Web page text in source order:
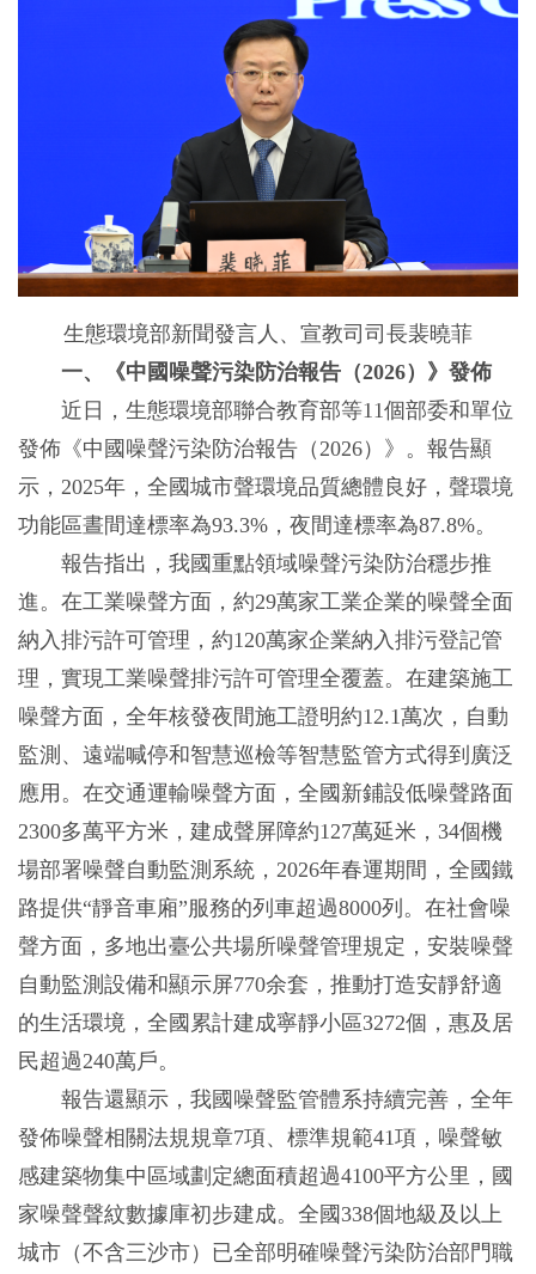
生態環境部新聞發言人、宣教司司長裴曉菲
一、《中國噪聲污染防治報告（2026）》發佈
近日，生態環境部聯合教育部等11個部委和單位
發佈《中國噪聲污染防治報告（2026）》。報告顯
示，2025年，全國城市聲環境品質總體良好，聲環境
功能區晝間達標率為93.3%，夜間達標率為87.8%。
報告指出，我國重點領域噪聲污染防治穩步推
進。在工業噪聲方面，約29萬家工業企業的噪聲全面
納入排污許可管理，約120萬家企業納入排污登記管
理，實現工業噪聲排污許可管理全覆蓋。在建築施工
噪聲方面，全年核發夜間施工證明約12.1萬次，自動
監測、遠端喊停和智慧巡檢等智慧監管方式得到廣泛
應用。在交通運輸噪聲方面，全國新鋪設低噪聲路面
2300多萬平方米，建成聲屏障約127萬延米，34個機
場部署噪聲自動監測系統，2026年春運期間，全國鐵
路提供“靜音車廂”服務的列車超過8000列。在社會噪
聲方面，多地出臺公共場所噪聲管理規定，安裝噪聲
自動監測設備和顯示屏770余套，推動打造安靜舒適
的生活環境，全國累計建成寧靜小區3272個，惠及居
民超過240萬戶。
報告還顯示，我國噪聲監管體系持續完善，全年
發佈噪聲相關法規規章7項、標準規範41項，噪聲敏
感建築物集中區域劃定總面積超過4100平方公里，國
家噪聲聲紋數據庫初步建成。全國338個地級及以上
城市（不含三沙市）已全部明確噪聲污染防治部門職